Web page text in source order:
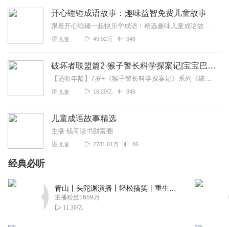
专辑很适合孩子们听，传播知识，提高能力。主播声音清脆
推荐！！😃😃👍👍
猪猪时空音缘
真是活到老学到老，每次听张老师这个成语专辑都能有所收
2023-12-20
久妖有声
非常棒的一个专辑，全是一些小故事，适合小朋友听，也适
秀的专辑必须5星好评
回复 2023-07-22
开心锤锤成语故事：趣味益智免费儿童故事
跟着开心锤锤一起快乐学成语！精选趣味儿童成语故事，全程免费收听，情节生动有趣、节奏轻快，在欢乐的故事里积累成语、提升表达力，适合孩子日常磨耳朵，轻松收获知识与快...
儿童 49.02万 348
破坏者联盟篇2·猴子警长科学探案记|宝宝巴士故事
【适听年龄】7岁+《猴子警长科学探案记》系列《破坏者联盟篇1·猴子警长科学探案记》>>>《破坏者联盟篇2·猴子警长科学探案记》>>>《破坏者联盟篇3·猴子警长科...
儿童 16.20亿 846
儿童成语故事精选
主播:钱哥读书财富圈
儿童 2781.01万 86
经典必听
主播粉丝1659万
11.36亿